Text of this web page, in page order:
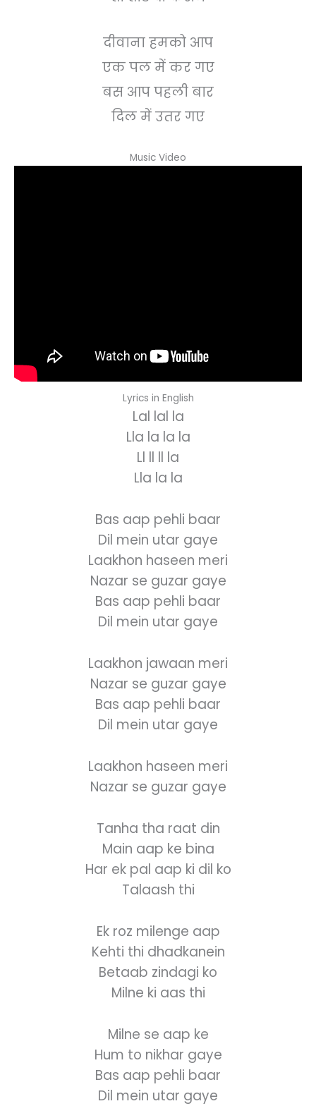
दीवाना हमको आप
एक पल में कर गए
बस आप पहली बार
दिल में उतर गए
Music Video
Lyrics in English
Lal lal la
Lla la la la
Ll ll ll la
Lla la la
Bas aap pehli baar
Dil mein utar gaye
Laakhon haseen meri
Nazar se guzar gaye
Bas aap pehli baar
Dil mein utar gaye
Laakhon jawaan meri
Nazar se guzar gaye
Bas aap pehli baar
Dil mein utar gaye
Laakhon haseen meri
Nazar se guzar gaye
Tanha tha raat din
Main aap ke bina
Har ek pal aap ki dil ko
Talaash thi
Ek roz milenge aap
Kehti thi dhadkanein
Betaab zindagi ko
Milne ki aas thi
Milne se aap ke
Hum to nikhar gaye
Bas aap pehli baar
Dil mein utar gaye